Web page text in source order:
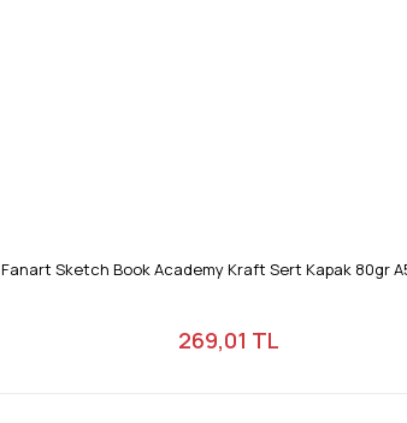
Fanart Sketch Book Academy Kraft Sert Kapak 80gr
269,01 TL